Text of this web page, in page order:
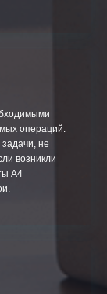
операций.
не
возникли
А4